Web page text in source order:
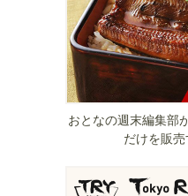
おとなの週末編集部
だけを販